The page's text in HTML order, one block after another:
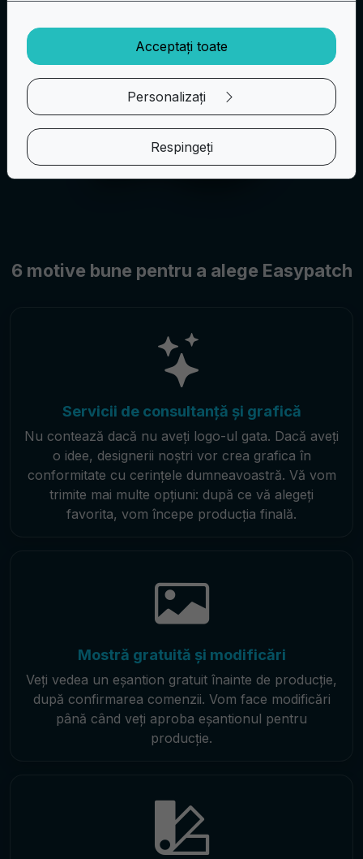
6 motive bune pentru a alege Easypatch
Servicii de consultanță și grafică
Nu contează dacă nu aveți logo-ul gata. Dacă aveți
o idee, designerii noștri vor crea grafica în
conformitate cu cerințele dumneavoastră. Vă vom
trimite mai multe opțiuni: după ce vă alegeți
favorita, vom începe producția finală.
Mostră gratuită și modificări
Veți vedea un eșantion gratuit înainte de producție,
după confirmarea comenzii. Vom face modificări
până când veți aproba eșantionul pentru
producție.
Acceptați toate
Personalizați
Respingeți